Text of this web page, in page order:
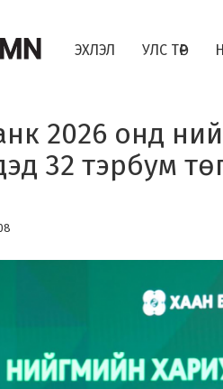
ЭХЛЭЛ УЛС ТӨР
2026 онд
32 тэрбум